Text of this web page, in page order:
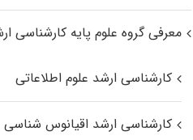
معرفی گروه علوم پایه کارشناسی
کارشناسی ارشد علوم اطلاعاتی
کارشناسی ارشد اقیانوس‌ شناسی